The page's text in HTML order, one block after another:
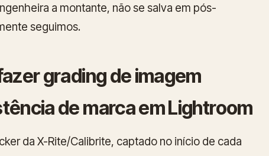
a montante, não se salva em pós-
seguimos.
grading de imagem
de marca em Lightroom
da X-Rite/Calibrite, captado no início de cada